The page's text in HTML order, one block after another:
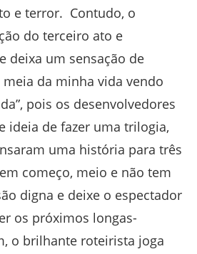
e terror. Contudo, o
do terceiro ato e
deixa um sensação de
da minha vida vendo
pois os desenvolvedores
ideia de fazer uma trilogia,
uma história para três
começo, meio e não tem
digna e deixe o espectador
os próximos longas-
o brilhante roteirista joga